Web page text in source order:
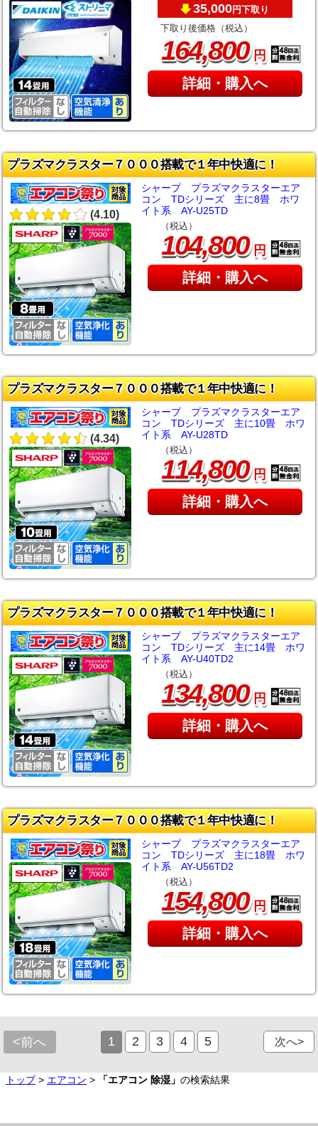
35,000円下取り
下取り後価格（税込）
164,800円
詳細・購入へ
プラズマクラスター７０００搭載で１年中快適に！
(4.10)
シャープ プラズマクラスターエア
コン TDシリーズ 主に8畳 ホワ
イト系 AY-U25TD
（税込）
104,800円
詳細・購入へ
プラズマクラスター７０００搭載で１年中快適に！
(4.34)
シャープ プラズマクラスターエア
コン TDシリーズ 主に10畳 ホワ
イト系 AY-U28TD
（税込）
114,800円
詳細・購入へ
プラズマクラスター７０００搭載で１年中快適に！
シャープ プラズマクラスターエア
コン TDシリーズ 主に14畳 ホワ
イト系 AY-U40TD2
（税込）
134,800円
詳細・購入へ
プラズマクラスター７０００搭載で１年中快適に！
シャープ プラズマクラスターエア
コン TDシリーズ 主に18畳 ホワ
イト系 AY-U56TD2
（税込）
154,800円
詳細・購入へ
<前へ 1 2 3 4 5 次へ>
トップ> エアコン > 「エアコン 除湿」 の検索結果